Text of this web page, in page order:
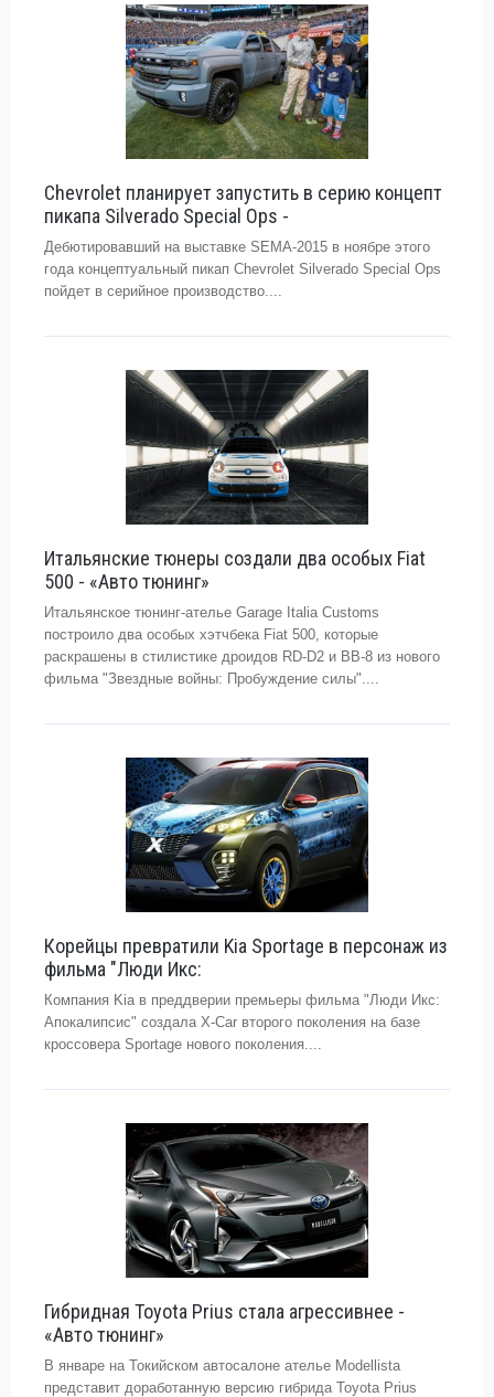
Chevrolet планирует запустить в серию концепт
пикапа Silverado Special Ops -
Дебютировавший на выставке SEMA-2015 в ноябре этого
года концептуальный пикап Chevrolet Silverado Special Ops
пойдет в серийное производство....
Итальянские тюнеры создали два особых Fiat
500 - «Авто тюнинг»
Итальянское тюнинг-ателье Garage Italia Customs
построило два особых хэтчбека Fiat 500, которые
раскрашены в стилистике дроидов RD-D2 и BB-8 из нового
фильма "Звездные войны: Пробуждение силы"....
Корейцы превратили Kia Sportage в персонаж из
фильма "Люди Икс:
Компания Kia в преддверии премьеры фильма "Люди Икс:
Апокалипсис" создала X-Car второго поколения на базе
кроссовера Sportage нового поколения....
Гибридная Toyota Prius стала агрессивнее -
«Авто тюнинг»
В январе на Токийском автосалоне ателье Modellista
представит доработанную версию гибрида Toyota Prius